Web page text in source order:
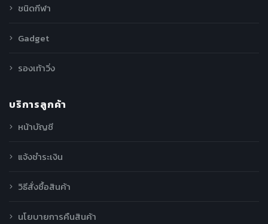
ชนิดกีฬา
Gadget
รองเท้าวิ่ง
บริการลูกค้า
หน้าบัญชี
แจ้งชำระเงิน
วิธีสั่งซื้อสินค้า
นโยบายการคืนสินค้า